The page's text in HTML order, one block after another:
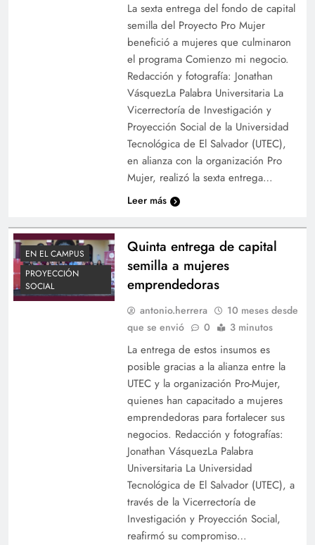
La sexta entrega del fondo de capital
semilla del Proyecto Pro Mujer
benefició a mujeres que culminaron
el programa Comienzo mi negocio.
Redacción y fotografía: Jonathan
VásquezLa Palabra Universitaria La
Vicerrectoría de Investigación y
Proyección Social de la Universidad
Tecnológica de El Salvador (UTEC),
en alianza con la organización Pro
Mujer, realizó la sexta entrega…
Leer más
EN EL CAMPUS
PROYECCIÓN
SOCIAL
Quinta entrega de capital
semilla a mujeres
emprendedoras
antonio.herrera
10 meses desde
que se envió
0 3 minutos
La entrega de estos insumos es
posible gracias a la alianza entre la
UTEC y la organización Pro-Mujer,
quienes han capacitado a mujeres
emprendedoras para fortalecer sus
negocios. Redacción y fotografías:
Jonathan VásquezLa Palabra
Universitaria La Universidad
Tecnológica de El Salvador (UTEC), a
través de la Vicerrectoría de
Investigación y Proyección Social,
reafirmó su compromiso…